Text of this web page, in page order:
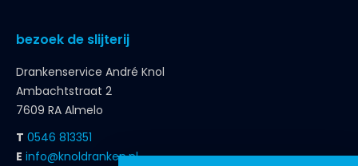
bezoek de slijterij
Drankenservice André Knol
Ambachtstraat 2
7609 RA Almelo
T 0546 813351
E info@knoldranken.nl